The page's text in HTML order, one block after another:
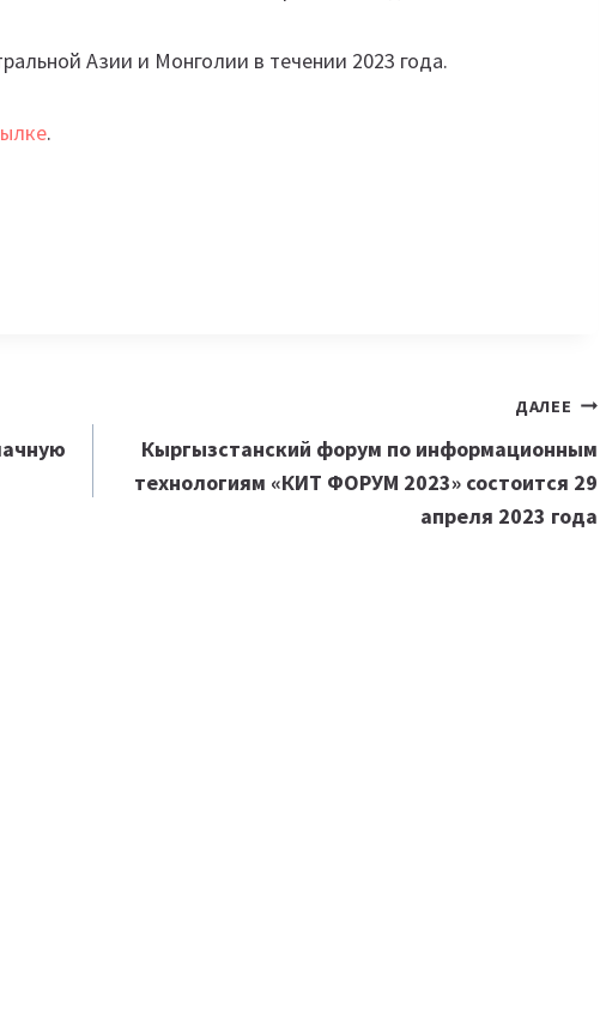
Азии и Монголии в течении 2023 года.
.
ДАЛЕЕ
Кыргызстанский форум по информационным
технологиям «КИТ ФОРУМ 2023» состоится 29
апреля 2023 года